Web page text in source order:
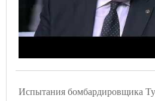
Испытания бомбардировщика